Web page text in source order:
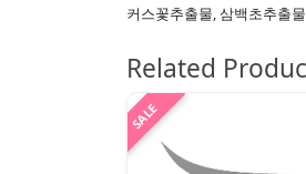
커스꽃추출물, 삼백초추출
Related